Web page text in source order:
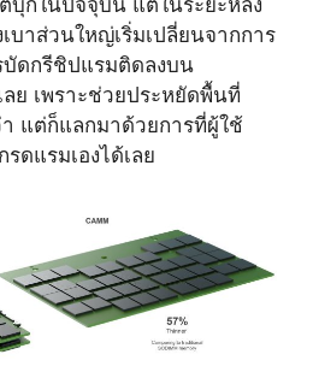
บุ๊กในปัจจุบัน แต่ในระยะหลัง
บาส่วนใหญ่เริ่มเปลี่ยนจากการ
ดกรีชิปแรมติดลงบน
ลย เพราะช่วยประหยัดพื้นที่
แต่ก็แลกมาด้วยการที่ผู้ใช้
ดแรมเองได้เลย